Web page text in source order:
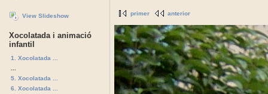
View Slideshow
Xocolatada i animació
infantil
1. Xocolatada ...
5. Xocolatada ...
6. Xocolatada ...
primer anterior